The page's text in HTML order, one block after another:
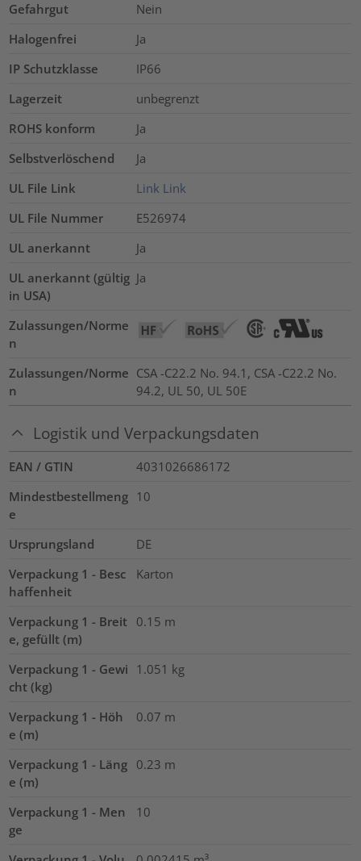
Gefahrgut
Nein
Halogenfrei
Ja
IP Schutzklasse
IP66
Lagerzeit
unbegrenzt
ROHS konform
Ja
Selbstverlöschend
Ja
UL File Link
Link Link
UL File Nummer
E526974
UL anerkannt
Ja
UL anerkannt (gültig
in USA)
Ja
Zulassungen/Norme
n
Zulassungen/Norme
n
CSA -C22.2 No. 94.1, CSA -C22.2 No.
94.2, UL 50, UL 50E
Logistik und Verpackungsdaten
EAN / GTIN
4031026686172
Mindestbestellmeng
e
10
Ursprungsland
DE
Verpackung 1 - Besc
haffenheit
Karton
Verpackung 1 - Breit
e, gefüllt (m)
0.15 m
Verpackung 1 - Gewi
cht (kg)
1.051 kg
Verpackung 1 - Höh
e (m)
0.07 m
Verpackung 1 - Läng
e (m)
0.23 m
Verpackung 1 - Men
ge
10